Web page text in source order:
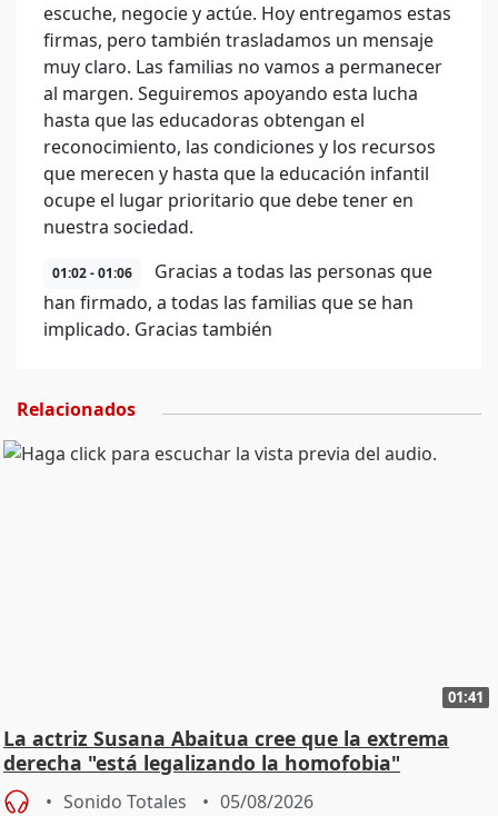
escuche, negocie y actúe. Hoy entregamos estas
firmas, pero también trasladamos un mensaje
muy claro. Las familias no vamos a permanecer
al margen. Seguiremos apoyando esta lucha
hasta que las educadoras obtengan el
reconocimiento, las condiciones y los recursos
que merecen y hasta que la educación infantil
ocupe el lugar prioritario que debe tener en
nuestra sociedad.
01:02 - 01:06
Gracias a todas las personas que
han firmado, a todas las familias que se han
implicado. Gracias también
Relacionados
01:41
La actriz Susana Abaitua cree que la extrema
derecha "está legalizando la homofobia"
Sonido Totales 05/08/2026